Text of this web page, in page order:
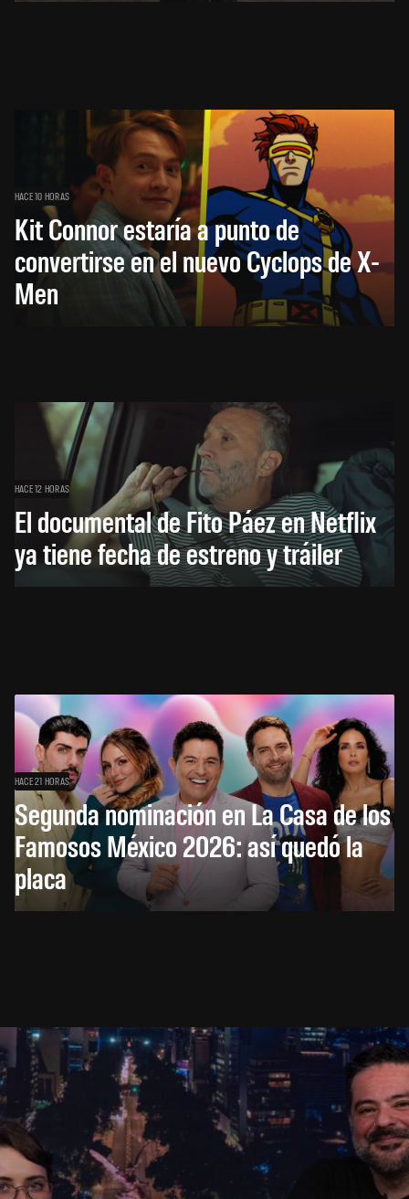
HACE 10 HORAS
Kit Connor estaría a punto de
convertirse en el nuevo Cyclops de X-
Men
HACE 12 HORAS
El documental de Fito Páez en Netflix
ya tiene fecha de estreno y tráiler
HACE 21 HORAS
Segunda nominación en La Casa de los
Famosos México 2026: así quedó la
placa